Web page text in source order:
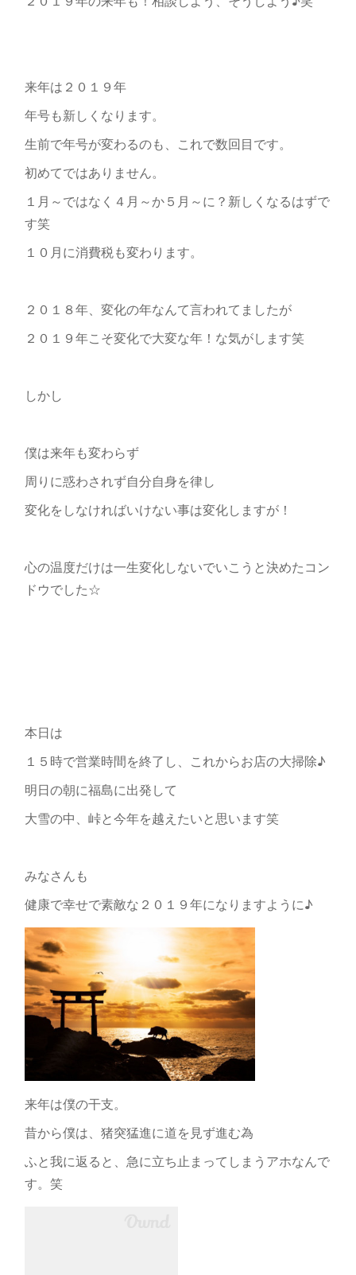
来年は２０１９年
年号も新しくなります。
生前で年号が変わるのも、これで数回目です。
初めてではありません。
１月～ではなく４月～か５月～に？新しくなるはずで
す笑
１０月に消費税も変わります。
２０１８年、変化の年なんて言われてましたが
２０１９年こそ変化で大変な年！な気がします笑
しかし
僕は来年も変わらず
周りに惑わされず自分自身を律し
変化をしなければいけない事は変化しますが！
心の温度だけは一生変化しないでいこうと決めたコン
ドウでした☆
本日は
１５時で営業時間を終了し、これからお店の大掃除♪
明日の朝に福島に出発して
大雪の中、峠と今年を越えたいと思います笑
みなさんも
健康で幸せで素敵な２０１９年になりますように♪
来年は僕の干支。
昔から僕は、猪突猛進に道を見ず進む為
ふと我に返ると、急に立ち止まってしまうアホなんで
す。笑